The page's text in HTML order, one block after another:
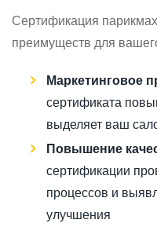
Сертификация
преимуществ для
Маркетинговое
сертификата
выделяет ваш
Повышение
сертификации
процессов и
улучшения